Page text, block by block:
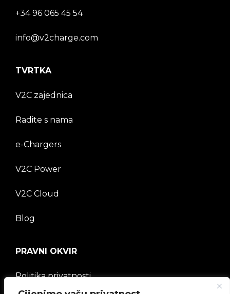
+34 96 065 45 54
info@v2charge.com
TVRTKA
V2C zajednica
Radite s nama
e-Chargers
V2C Power
V2C Cloud
Blog
PRAVNI OKVIR
Politika privatnosti